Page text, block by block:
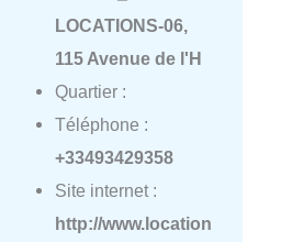
LOCATIONS-06,
115 Avenue de l'H
Quartier :
Téléphone :
+33493429358
Site internet :
http://www.location